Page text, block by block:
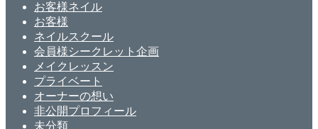
お客様ネイル
お客様
ネイルスクール
会員様シークレット企画
メイクレッスン
プライベート
オーナーの想い
非公開プロフィール
未分類